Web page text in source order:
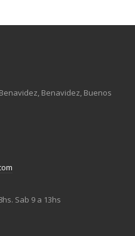
Benavidez, Buenos
Sab 9 a 13hs